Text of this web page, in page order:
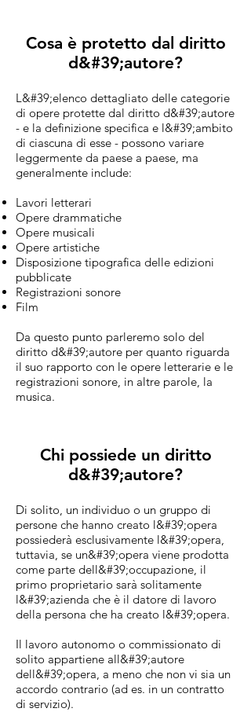
Cosa è protetto dal diritto
d&#39;autore?
L&#39;elenco dettagliato delle categorie
di opere protette dal diritto d&#39;autore
- e la definizione specifica e l&#39;ambito
di ciascuna di esse - possono variare
leggermente da paese a paese, ma
generalmente include:
Lavori letterari
Opere drammatiche
Opere musicali
Opere artistiche
Disposizione tipografica delle edizioni
pubblicate
Registrazioni sonore
Film
Da questo punto parleremo solo del
diritto d&#39;autore per quanto riguarda
il suo rapporto con le opere letterarie e le
registrazioni sonore, in altre parole, la
musica.
Chi possiede un diritto
d&#39;autore?
Di solito, un individuo o un gruppo di
persone che hanno creato l&#39;opera
possiederà esclusivamente l&#39;opera,
tuttavia, se un&#39;opera viene prodotta
come parte dell&#39;occupazione, il
primo proprietario sarà solitamente
l&#39;azienda che è il datore di lavoro
della persona che ha creato l&#39;opera.
Il lavoro autonomo o commissionato di
solito appartiene all&#39;autore
dell&#39;opera, a meno che non vi sia un
accordo contrario (ad es. in un contratto
di servizio).